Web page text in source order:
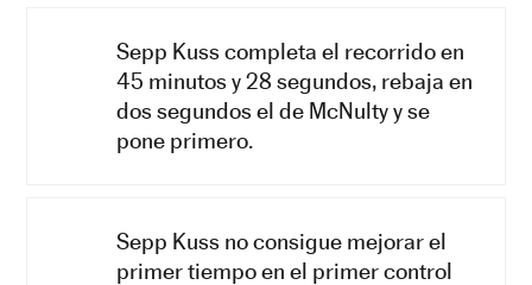
Sepp Kuss completa el recorrido en
45 minutos y 28 segundos, rebaja en
dos segundos el de McNulty y se
pone primero.
Sepp Kuss no consigue mejorar el
primer tiempo en el primer control